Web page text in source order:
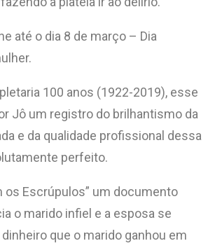
até o dia 8 de março – Dia
100 anos (1922-2019), esse
Jô um registro do brilhantismo da
e da qualidade profissional dessa
perfeito.
os Escrúpulos” um documento
o marido infiel e a esposa se
que o marido ganhou em